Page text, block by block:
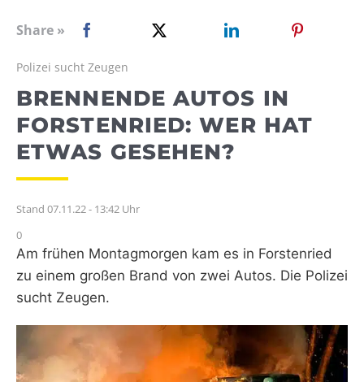
WEBRADIO
Share »
Polizei sucht Zeugen
BRENNENDE AUTOS IN
FORSTENRIED: WER HAT
ETWAS GESEHEN?
Stand 07.11.22 - 13:42 Uhr
0
Am frühen Montagmorgen kam es in Forstenried
zu einem großen Brand von zwei Autos. Die Polizei
sucht Zeugen.